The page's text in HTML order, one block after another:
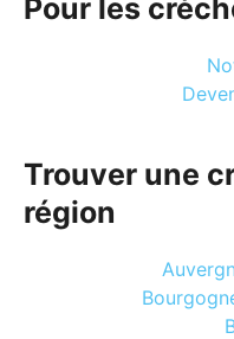
Pour les
Trouver une
région